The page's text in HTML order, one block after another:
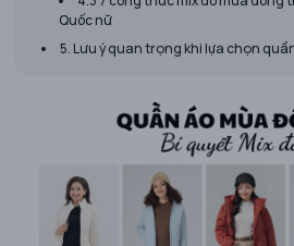
Quốc nữ
5. Lưu ý quan trọng khi lựa chọn